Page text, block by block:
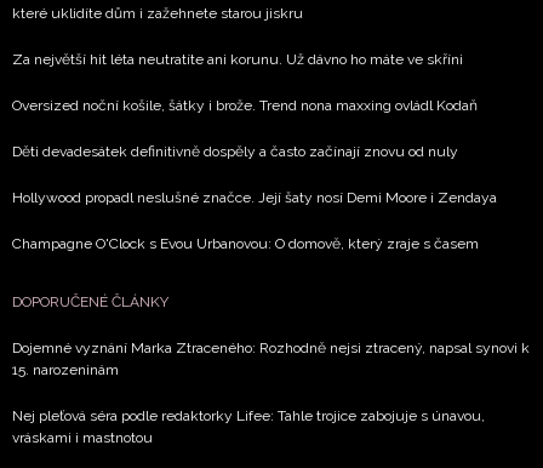
které uklidíte dům i zažehnete starou jiskru
Za největší hit léta neutratíte ani korunu. Už dávno ho máte ve skříni
Oversized noční košile, šátky i brože. Trend nona maxxing ovládl Kodaň
Děti devadesátek definitivně dospěly a často začínají znovu od nuly
Hollywood propadl neslušné značce. Její šaty nosí Demi Moore i Zendaya
Champagne O'Clock s Evou Urbanovou: O domově, který zraje s časem
DOPORUČENÉ ČLÁNKY
Dojemné vyznání Marka Ztraceného: Rozhodně nejsi ztracený, napsal synovi k
15. narozeninám
Nej pleťová séra podle redaktorky Lifee: Tahle trojice zabojuje s únavou,
vráskami i mastnotou